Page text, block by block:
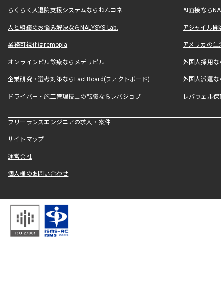
らくらく入退院支援システムならわんコネ AI面接なら
人と組織のお悩み解決ならNALYSYS Lab. アジャイル
業務可視化はremopia アメリカの
オンラインピル診療ならメデリピル 外国人採用
企業研究・選考対策ならFactBoard(ファクトボード) 外国人派遣な
ドライバー・施工管理技士の転職ならレバジョブ レバウェル
フリーランスエンジニアの求人・案件
サイトマップ
運営会社
個人様のお問い合わせ